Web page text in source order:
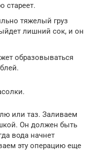
стареет.
тяжелый груз
лишний сок, и он
образовываться
или таз. Заливаем
Он должен быть
вода начнет
эту операцию еще